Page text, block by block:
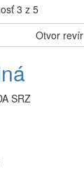
Otvor revír
SRZ